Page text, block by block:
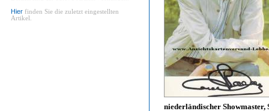
Hier finden Sie die zuletzt eingestellten
Artikel.
niederländischer Showmaster,